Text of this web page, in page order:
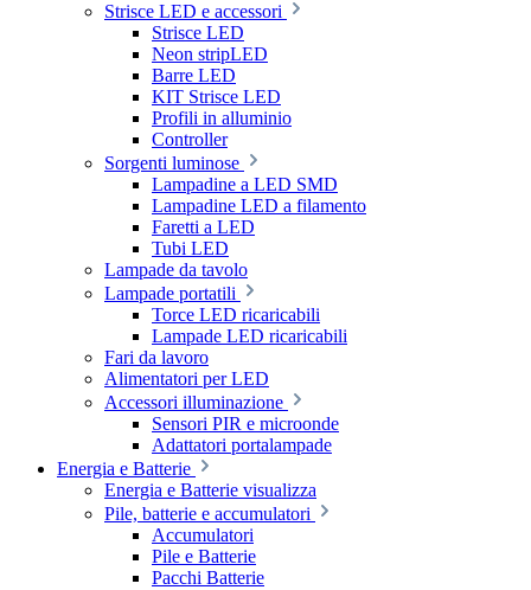
Strisce LED e accessori
Strisce LED
Neon stripLED
Barre LED
KIT Strisce LED
Profili in alluminio
Controller
Sorgenti luminose
Lampadine a LED SMD
Lampadine LED a filamento
Faretti a LED
Tubi LED
Lampade da tavolo
Lampade portatili
Torce LED ricaricabili
Lampade LED ricaricabili
Fari da lavoro
Alimentatori per LED
Accessori illuminazione
Sensori PIR e microonde
Adattatori portalampade
Energia e Batterie
Energia e Batterie visualizza
Pile, batterie e accumulatori
Accumulatori
Pile e Batterie
Pacchi Batterie